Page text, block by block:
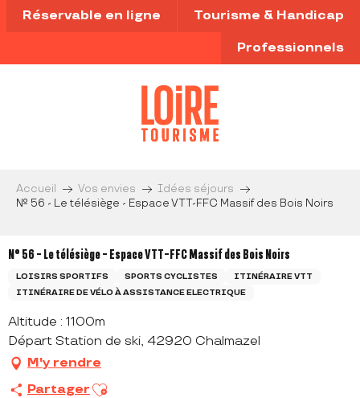
Aller
au
principal
Réservable en ligne Tourisme & Handicap
Professionnels
Accueil Vos envies
Idées séjours
N° 56 - Le télésiège - Espace VTT-FFC Massif des Bois Noirs
N° 56 - Le télésiège - Espace VTT-FFC Massif des Bois Noirs
LOISIRS SPORTIFS SPORTS CYCLISTES
ITINÉRAIRE VTT
ITINÉRAIRE DE VÉLO À ASSISTANCE ELECTRIQUE
Altitude : 1100m
Départ Station de ski, 42920 Chalmazel
M'y rendre
Partager Ajouter aux favoris